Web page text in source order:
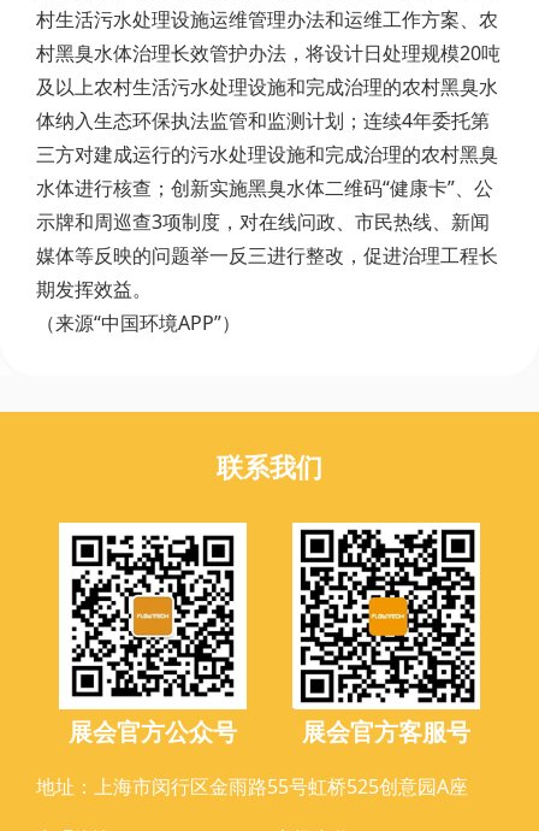
村生活污水处理设施运维管理办法和运维工作方案、农
村黑臭水体治理长效管护办法，将设计日处理规模20吨
及以上农村生活污水处理设施和完成治理的农村黑臭水
体纳入生态环保执法监管和监测计划；连续4年委托第
三方对建成运行的污水处理设施和完成治理的农村黑臭
水体进行核查；创新实施黑臭水体二维码“健康卡”、公
示牌和周巡查3项制度，对在线问政、市民热线、新闻
媒体等反映的问题举一反三进行整改，促进治理工程长
期发挥效益。
（来源“中国环境APP”）
联系我们
展会官方公众号 展会官方客服号
地址：上海市闵行区金雨路55号虹桥525创意园A座